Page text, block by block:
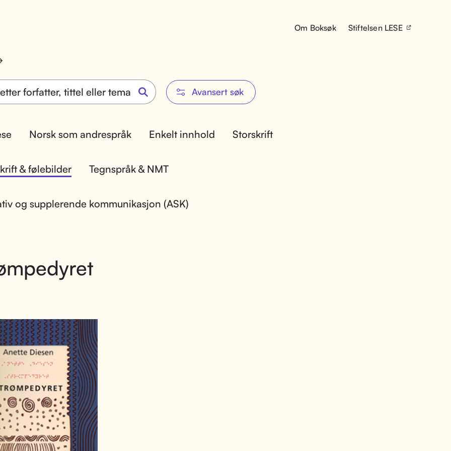
Om Boksøk Stiftelsen LESE
Avansert søk
Norsk som andrespråk Enkelt innhold Storskrift
& følebilder Tegnspråk & NMT
og supplerende kommunikasjon (ASK)